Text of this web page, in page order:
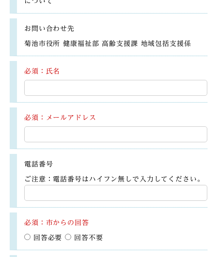
お問い合わせ先
菊池市役所 健康福祉部 高齢支援課 地域包括支援係
必須：氏名
必須：メールアドレス
電話番号
ご注意：電話番号はハイフン無しで入力してください。
必須：市からの回答
回答必要 回答不要